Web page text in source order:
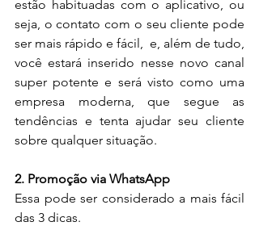
estão habituadas com o aplicativo, ou
seja, o contato com o seu cliente pode
ser mais rápido e fácil,  e, além de tudo,
você estará inserido nesse novo canal
super potente e será visto como uma
empresa moderna, que segue as
tendências e tenta ajudar seu cliente
sobre qualquer situação.
2. Promoção via WhatsApp
Essa pode ser considerado a mais fácil
das 3 dicas.